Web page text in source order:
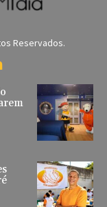
Reservados.